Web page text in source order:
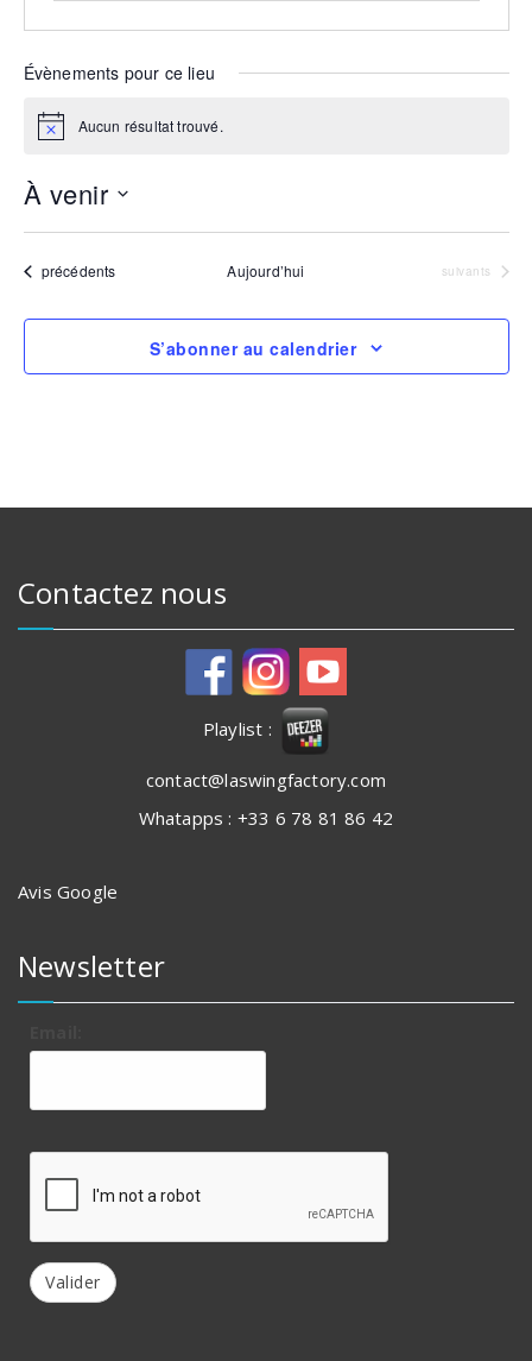
Évènements pour ce lieu
NoticeAucun résultat trouvé.
À venir
date.
Évènements
précédents Aujourd’hui Évènements
suivants
S’abonner au calendrier
Contactez nous
Playlist :
contact@laswingfactory.com
Whatapps : +33 6 78 81 86 42
Avis Google
Newsletter
Valider